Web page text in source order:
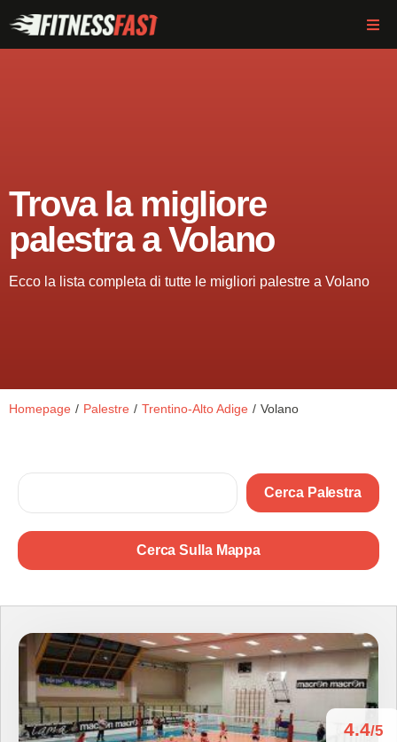
Trova la migliore
palestra a Volano
Ecco la lista completa di tutte le migliori palestre a Volano
Homepage / Palestre / Trentino-Alto Adige / Volano
Cerca Palestra
Cerca Sulla Mappa
4.4/5